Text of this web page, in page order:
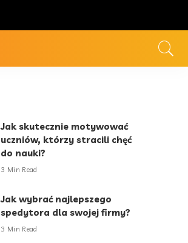
Jak skutecznie motywować
uczniów, którzy stracili chęć
do nauki?
3 Min Read
Jak wybrać najlepszego
spedytora dla swojej firmy?
3 Min Read